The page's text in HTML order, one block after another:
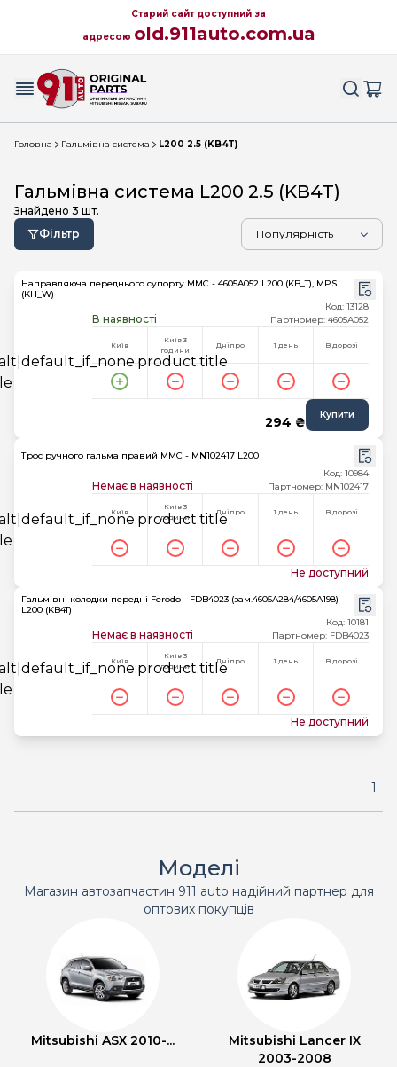
Старий сайт доступний за
адресою old.911auto.com.ua
Головна Гальмівна система L200 2.5 (KB4T)
Гальмівна система L200 2.5 (KB4T)
Знайдено 3 шт.
Фільтр
Направляюча переднього супорту MMC - 4605A052 L200 (KB_T), MPS
(KH_W)
В наявності
Код: 13128
Партномер: 4605A052
Київ
Київ 3
години
Дніпро 1 день В дорозі
294 ₴ Купити
Трос ручного гальма правий MMC - MN102417 L200
Немає в наявності
Код: 10984
Партномер: MN102417
Київ
Київ 3
години
Дніпро 1 день В дорозі
Не доступний
Гальмівні колодки передні Ferodo - FDB4023 (зам.4605A284/4605A198)
L200 (KB4T)
Немає в наявності
Код: 10181
Партномер: FDB4023
Київ
Київ 3
години
Дніпро 1 день В дорозі
Не доступний
1
Моделі
Магазин автозапчастин 911 auto надійний партнер для
оптових покупців
Mitsubishi ASX 2010-...
Mitsubishi Lancer IX
2003-2008